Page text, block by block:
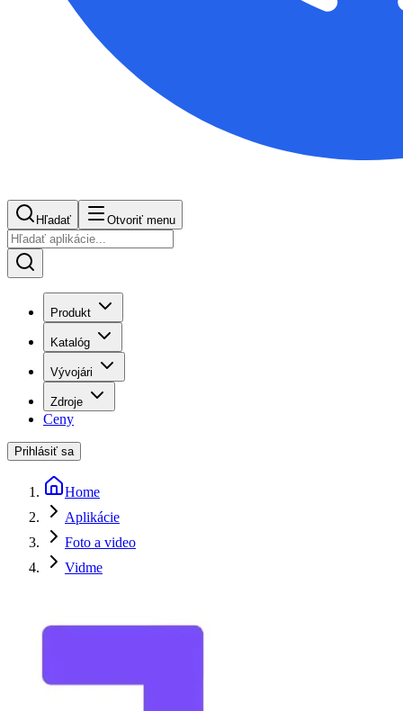
Hľadať Otvoriť menu
Produkt
Katalóg
Vývojári
Zdroje
Ceny
Prihlásiť sa
Home
Aplikácie
Foto a video
Vidme